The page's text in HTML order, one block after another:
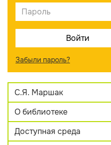
Забыли пароль?
С.Я. Маршак
О библиотеке
Доступная среда